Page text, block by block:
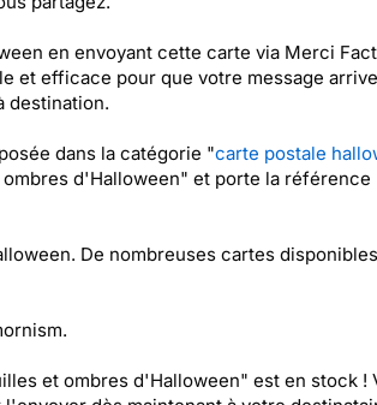
en envoyant cette carte via Merci
et efficace pour que votre message arrive
destination.
dans la catégorie "carte postale
d'Halloween" et porte la référence
De nombreuses cartes
et ombres d'Halloween" est en stock !